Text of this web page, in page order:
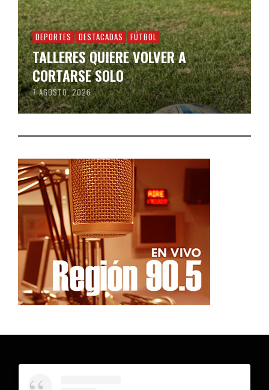
DEPORTES DESTACADAS FÚTBOL
TALLERES QUIERE VOLVER A
CORTARSE SOLO
7 AGOSTO, 2026